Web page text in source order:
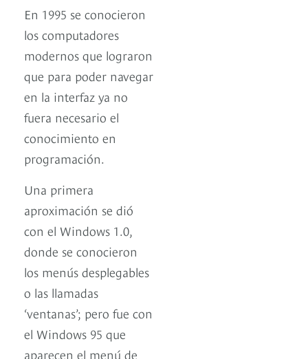
En 1995 se conocieron
los computadores
modernos que lograron
que para poder navegar
en la interfaz ya no
fuera necesario el
conocimiento en
programación.
Una primera
aproximación se dió
con el Windows 1.0,
donde se conocieron
los menús desplegables
o las llamadas
‘ventanas’; pero fue con
el Windows 95 que
aparecen el menú de